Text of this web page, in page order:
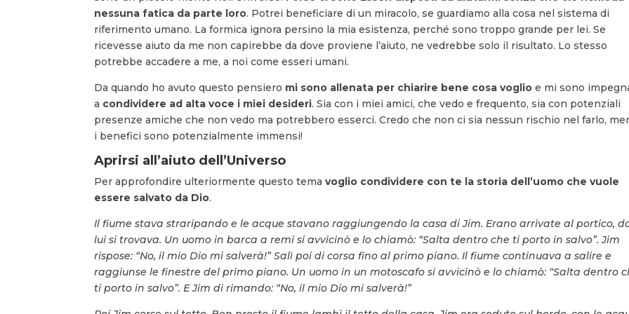
nessuna fatica da parte loro. Potrei beneficiare di un miracolo, se guardiamo alla cosa nel sistema di
riferimento umano. La formica ignora persino la mia esistenza, perché sono troppo grande per lei. Se
ricevesse aiuto da me non capirebbe da dove proviene l’aiuto, ne vedrebbe solo il risultato. Lo stesso
potrebbe accadere a me, a noi come esseri umani.
Da quando ho avuto questo pensiero mi sono allenata per chiarire bene cosa voglio e mi sono
a condividere ad alta voce i miei desideri. Sia con i miei amici, che vedo e frequento, sia con potenziali
presenze amiche che non vedo ma potrebbero esserci. Credo che non ci sia nessun rischio nel farlo,
i benefici sono potenzialmente immensi!
Aprirsi all’aiuto dell’Universo
Per approfondire ulteriormente questo temavoglio condividere con te la storia dell’uomo che vuole
essere salvato da Dio.
Il fiume stava straripando e le acque stavano raggiungendo la casa di Jim. Erano arrivate al portico,
lui si trovava. Un uomo in barca a remi si avvicinò e lo chiamò: “Salta dentro che ti porto in salvo”. Jim
rispose: “No, il mio Dio mi salverà!” Salì poi di corsa fino al primo piano. Il fiume continuava a salire e
raggiunse le finestre del primo piano. Un uomo in un motoscafo si avvicinò e lo chiamò: “Salta dentro
ti porto in salvo”. E Jim di rimando: “No, il mio Dio mi salverà!”